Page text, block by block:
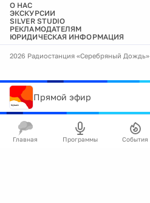
О НАС
ЭКСКУРСИИ
SILVER STUDIO
РЕКЛАМОДАТЕЛЯМ
ЮРИДИЧЕСКАЯ ИНФОРМАЦИЯ
2026 Радиостанция «Серебряный Дождь»
Прямой эфир
Главная Программы События